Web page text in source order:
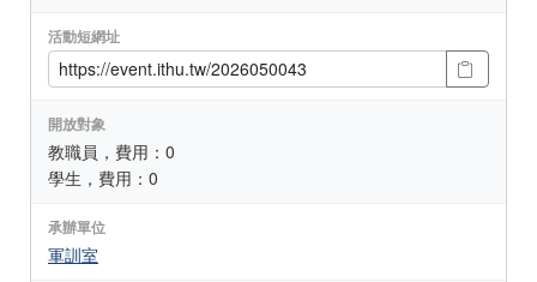
活動短網址
開放對象
教職員，費用：0
學生，費用：0
承辦單位
軍訓室